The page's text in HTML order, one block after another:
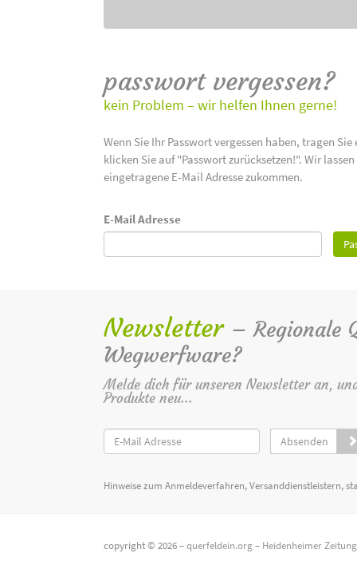
passwort vergessen?
kein Problem – wir helfen Ihnen gerne!
Wenn Sie Ihr Passwort vergessen haben, tragen
klicken Sie auf "Passwort zurücksetzen!". Wir
eingetragene E-Mail Adresse zukommen.
E-Mail Adresse
Newsletter – Regionale
Wegwerfware?
Melde dich für unseren Newsletter an,
Produkte neu...
Absenden
Hinweise zum Anmeldeverfahren, Versanddienstleistern,
copyright © 2026 –querfeldein.org– Heidenheimer